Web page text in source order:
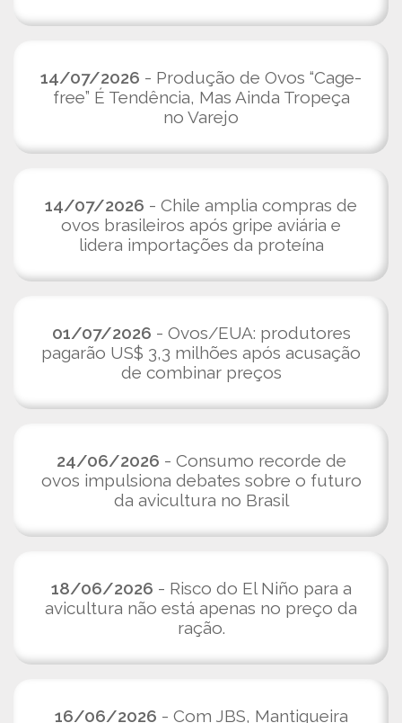
14/07/2026 - Produção de Ovos “Cage-
free” É Tendência, Mas Ainda Tropeça
no Varejo
14/07/2026 - Chile amplia compras de
ovos brasileiros após gripe aviária e
lidera importações da proteína
01/07/2026 - Ovos/EUA: produtores
pagarão US$ 3,3 milhões após acusação
de combinar preços
24/06/2026 - Consumo recorde de
ovos impulsiona debates sobre o futuro
da avicultura no Brasil
18/06/2026 - Risco do El Niño para a
avicultura não está apenas no preço da
ração.
16/06/2026 - Com JBS, Mantiqueira